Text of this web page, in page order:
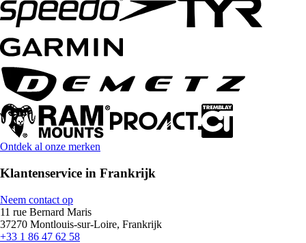
Ontdek al onze merken
Klantenservice in Frankrijk
Neem contact op
11 rue Bernard Maris
37270 Montlouis-sur-Loire, Frankrijk
+33 1 86 47 62 58